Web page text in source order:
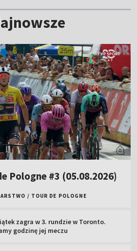
Pologne #3 (05.08.2026)
/ TOUR DE POLOGNE
zagra w 3. rundzie w Toronto.
godzinę jej meczu